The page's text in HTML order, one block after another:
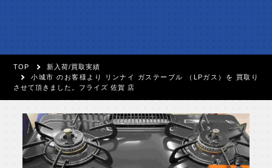
TOP
新入荷/買取実績
小城市 のお客様より リンナイ ガステーブル （LPガス）を 買取り
させて頂きました。フライズ 佐賀 店